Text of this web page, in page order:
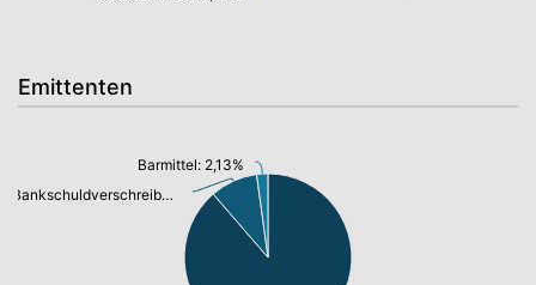
Emittenten
Bankschuldverschreibung: 9,04%
Barmittel: 2,13%